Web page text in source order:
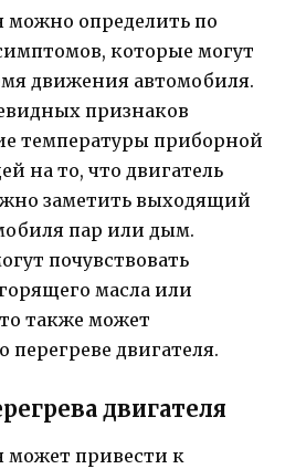
можно определить по
которые могут
движения автомобиля.
признаков
температуры приборной
на то, что двигатель
заметить выходящий
пар или дым.
почувствовать
масла или
также может
перегреве двигателя.
двигателя
может привести к